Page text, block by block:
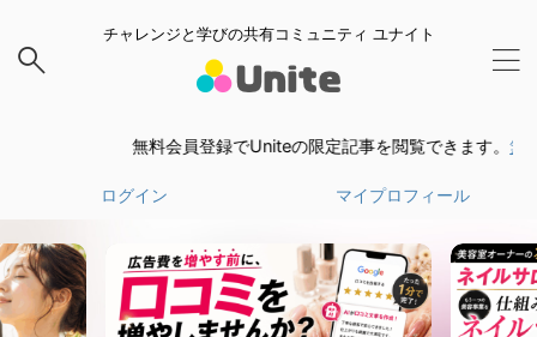
チャレンジと学びの共有コミュニティ ユナイト
無料会員登録でUniteの限定記事を閲覧できます。 無料会員
ログイン マイプロフィール